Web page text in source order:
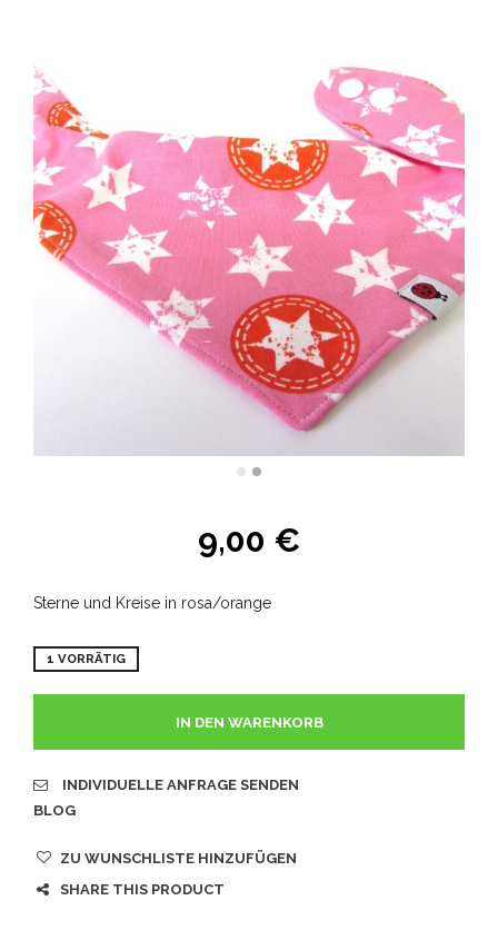
9,00 €
Sterne und Kreise in rosa/orange
1 VORRÄTIG
IN DEN WARENKORB
INDIVIDUELLE ANFRAGE SENDEN
BLOG
ZU WUNSCHLISTE HINZUFÜGEN
SHARE THIS PRODUCT